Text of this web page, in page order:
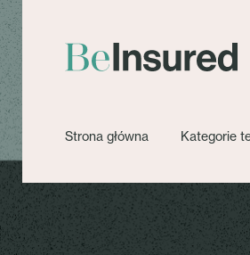
Strona główna Kategorie